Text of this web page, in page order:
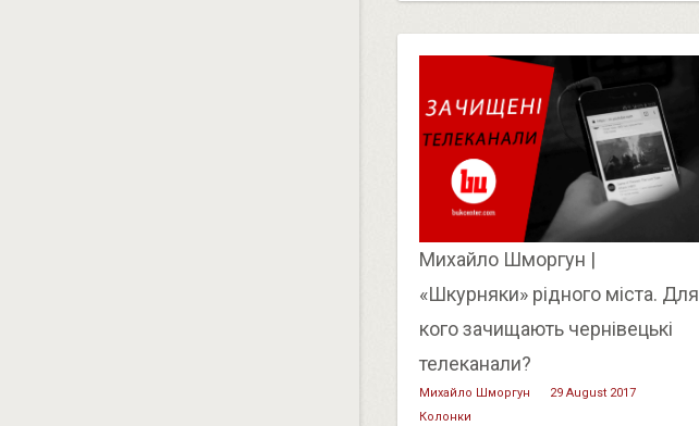
Михайло Шморгун |
«Шкурняки» рідного міста. Для
кого зачищають чернівецькі
телеканали?
Михайло Шморгун
29 August 2017
Колонки